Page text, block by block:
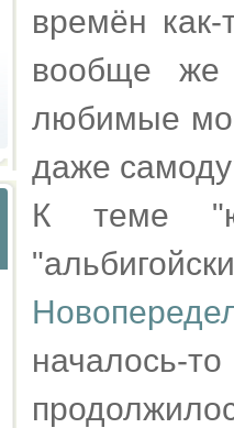
времён
вообще же
любимые
даже
К теме